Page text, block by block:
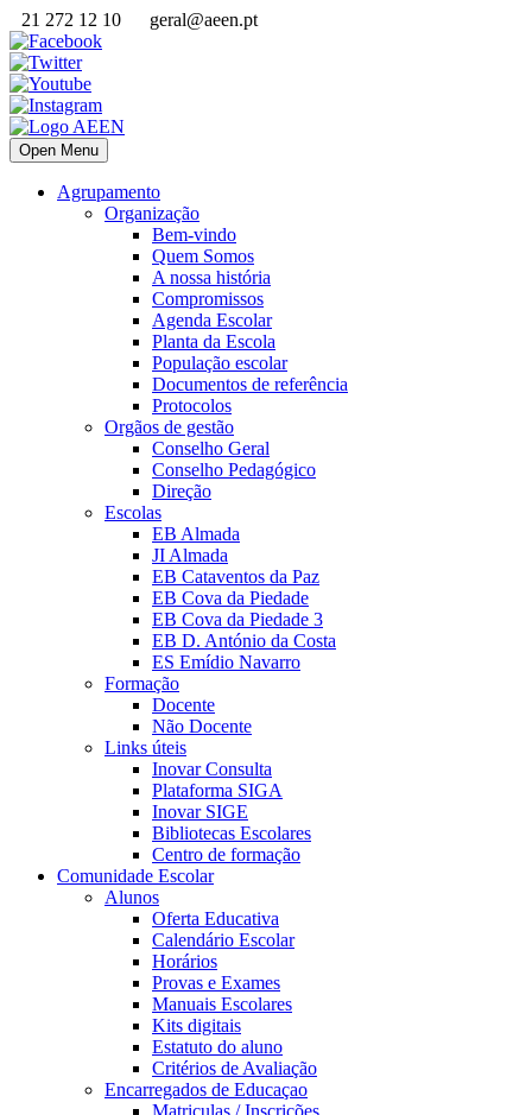
21 272 12 10 geral@aeen.pt
Open Menu
Agrupamento
Organização
Bem-vindo
Quem Somos
A nossa história
Compromissos
Agenda Escolar
Planta da Escola
População escolar
Documentos de referência
Protocolos
Orgãos de gestão
Conselho Geral
Conselho Pedagógico
Direção
Escolas
EB Almada
JI Almada
EB Cataventos da Paz
EB Cova da Piedade
EB Cova da Piedade 3
EB D. António da Costa
ES Emídio Navarro
Formação
Docente
Não Docente
Links úteis
Inovar Consulta
Plataforma SIGA
Inovar SIGE
Bibliotecas Escolares
Centro de formação
Comunidade Escolar
Alunos
Oferta Educativa
Calendário Escolar
Horários
Provas e Exames
Manuais Escolares
Kits digitais
Estatuto do aluno
Critérios de Avaliação
Encarregados de Educaçao
Matriculas / Inscrições